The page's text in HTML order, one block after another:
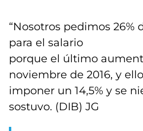
“Nosotros pedimos 26%
para el salario
porque el último
noviembre de 2016, y
imponer un 14,5% y se
sostuvo. (DIB) JG